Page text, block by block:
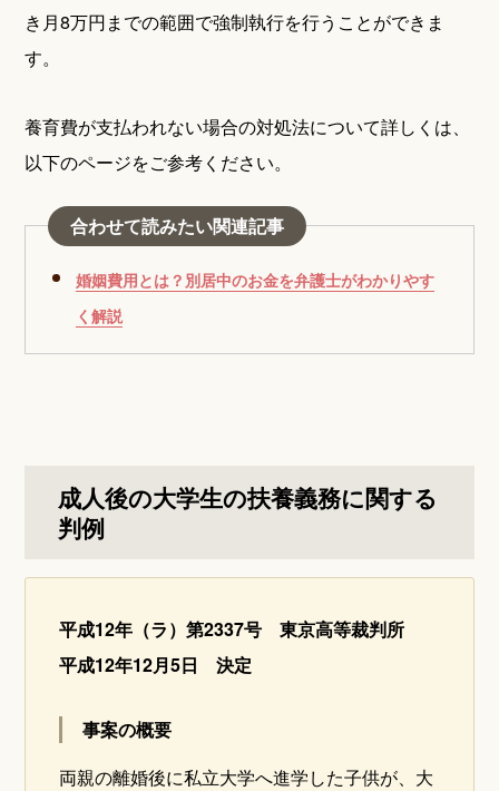
き月8万円までの範囲で強制執行を行うことができま
す。
養育費が支払われない場合の対処法について詳しくは、
以下のページをご参考ください。
合わせて読みたい関連記事
婚姻費用とは？別居中のお金を弁護士がわかりやす
く解説
成人後の大学生の扶養義務に関する
判例
平成12年（ラ）第2337号 東京高等裁判所
平成12年12月5日 決定
事案の概要
両親の離婚後に私立大学へ進学した子供が、大